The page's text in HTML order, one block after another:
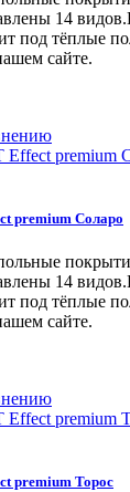
14
под тёплые
сайте.
premium Сoларо
14
под тёплые
сайте.
premium Торос